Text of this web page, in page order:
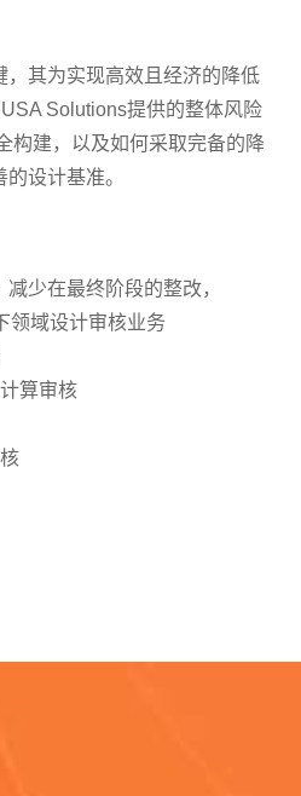
，其为实现高效且经济的降低
Solutions提供的整体风险
构建，以及如何采取完备的降
设计基准。
少在最终阶段的整改，
领域设计审核业务
算审核